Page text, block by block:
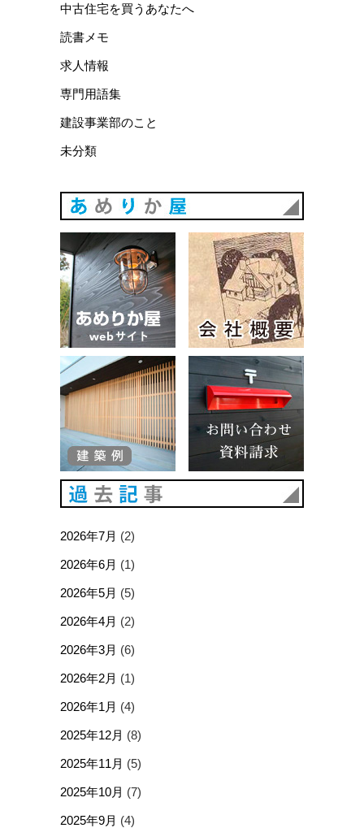
中古住宅を買うあなたへ
読書メモ
求人情報
専門用語集
建設事業部のこと
未分類
あめりか屋WEBサイト
2026年7月 (2)
2026年6月 (1)
2026年5月 (5)
2026年4月 (2)
2026年3月 (6)
2026年2月 (1)
2026年1月 (4)
2025年12月 (8)
2025年11月 (5)
2025年10月 (7)
2025年9月 (4)